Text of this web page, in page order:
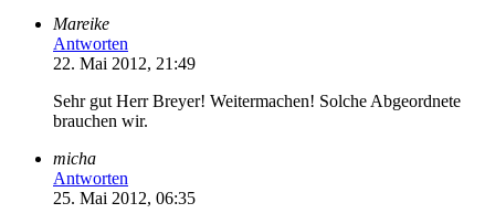
Mareike
Antworten
22. Mai 2012, 21:49
Sehr gut Herr Breyer! Weitermachen! Solche Abgeordnete
brauchen wir.
micha
Antworten
25. Mai 2012, 06:35